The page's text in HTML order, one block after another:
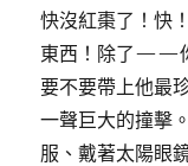
快沒紅棗了！快
東西！除了——
要不要帶上他最
一聲巨大的撞擊
服、戴著太陽眼